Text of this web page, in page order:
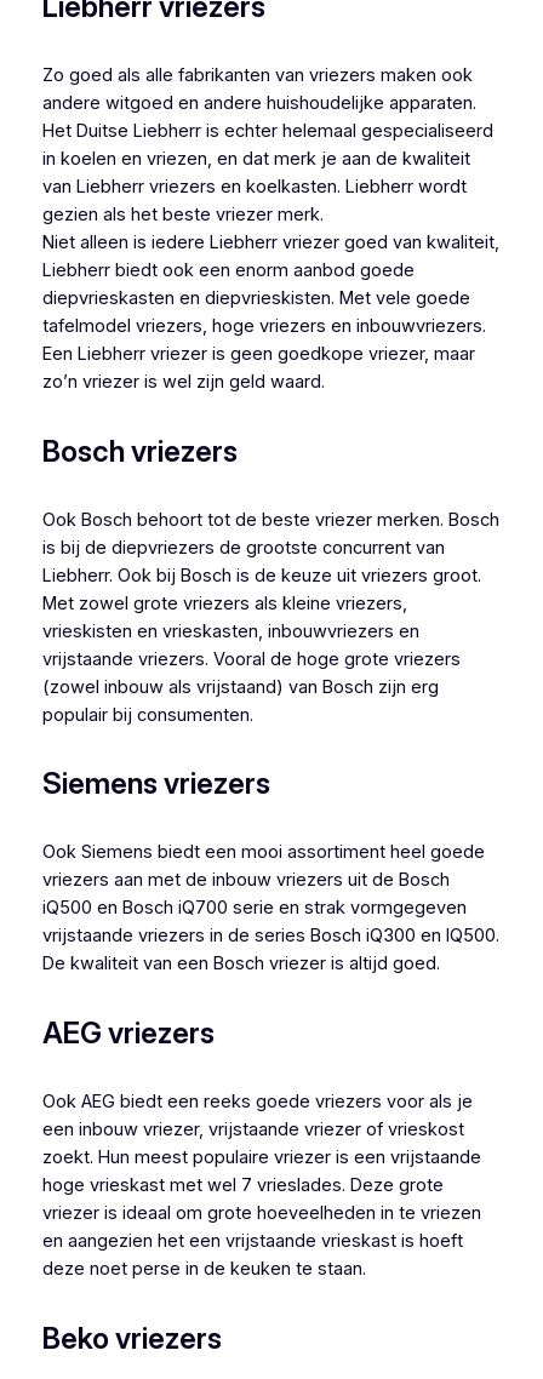
Zo goed als alle fabrikanten van vriezers maken ook
andere witgoed en andere huishoudelijke apparaten.
Het Duitse Liebherr is echter helemaal gespecialiseerd
in koelen en vriezen, en dat merk je aan de kwaliteit
van Liebherr vriezers en koelkasten. Liebherr wordt
gezien als het beste vriezer merk.
Niet alleen is iedere Liebherr vriezer goed van kwaliteit,
Liebherr biedt ook een enorm aanbod goede
diepvrieskasten en diepvrieskisten. Met vele goede
tafelmodel vriezers, hoge vriezers en inbouwvriezers.
Een Liebherr vriezer is geen goedkope vriezer, maar
zo’n vriezer is wel zijn geld waard.
Bosch vriezers
Ook Bosch behoort tot de beste vriezer merken. Bosch
is bij de diepvriezers de grootste concurrent van
Liebherr. Ook bij Bosch is de keuze uit vriezers groot.
Met zowel grote vriezers als kleine vriezers,
vrieskisten en vrieskasten, inbouwvriezers en
vrijstaande vriezers. Vooral de hoge grote vriezers
(zowel inbouw als vrijstaand) van Bosch zijn erg
populair bij consumenten.
Siemens vriezers
Ook Siemens biedt een mooi assortiment heel goede
vriezers aan met de inbouw vriezers uit de Bosch
iQ500 en Bosch iQ700 serie en strak vormgegeven
vrijstaande vriezers in de series Bosch iQ300 en IQ500.
De kwaliteit van een Bosch vriezer is altijd goed.
AEG vriezers
Ook AEG biedt een reeks goede vriezers voor als je
een inbouw vriezer, vrijstaande vriezer of vrieskost
zoekt. Hun meest populaire vriezer is een vrijstaande
hoge vrieskast met wel 7 vrieslades. Deze grote
vriezer is ideaal om grote hoeveelheden in te vriezen
en aangezien het een vrijstaande vrieskast is hoeft
deze noet perse in de keuken te staan.
Beko vriezers